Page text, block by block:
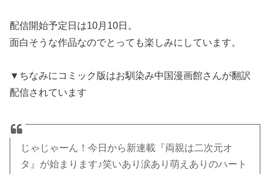
配信開始予定日は10月10日。
面白そうな作品なのでとっても楽しみにしています。
▼ちなみにコミック版はお馴染み中国漫画館さんが翻訳
配信されています
じゃじゃーん！今日から新連載『両親は二次元オ
タ』が始まります♪笑いあり涙あり萌えありのハート